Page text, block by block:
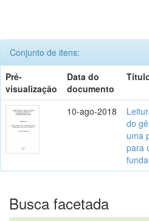
Conjunto de itens:
Pré-
visualização
Data do
documento
10-ago-2018
do
uma
para
Busca facetada